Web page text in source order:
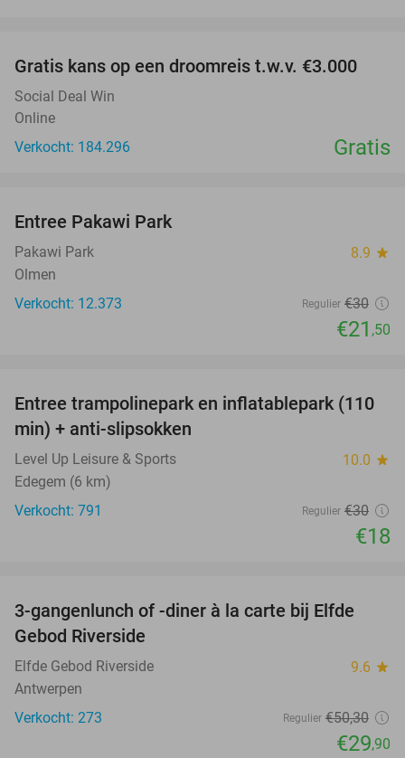
Gratis kans op een droomreis t.w.v. €3.000
Social Deal Win
Online
Verkocht: 184.296
Gratis
Entree Pakawi Park
Pakawi Park 8.9 star
Olmen
Verkocht: 12.373
Regulier €30
€21 ,50
40%
Entree trampolinepark en inflatablepark (110
min) + anti-slipsokken
Level Up Leisure & Sports 10.0 star
Edegem (6 km)
Verkocht: 791
Regulier €30
€18
41%
3-gangenlunch of -diner à la carte bij Elfde
Gebod Riverside
Elfde Gebod Riverside 9.6 star
Antwerpen
Verkocht: 273
Regulier €50,30
€29,90